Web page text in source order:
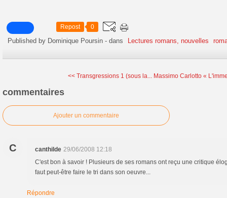
Repost 0
Published by Dominique Poursin -dans Lectures romans, nouvelles
<< Transgressions 1 (sous la... Massimo Carlotto «
commentaires
Ajouter un commentaire
C canthilde 29/06/2008 12:18
C'est bon à savoir ! Plusieurs de ses romans ont reçu une critique
faut peut-être faire le tri dans son oeuvre...
Répondre